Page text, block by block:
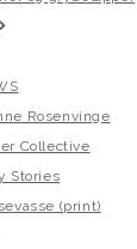
Rosenvinge
Collective
Stories
(print)